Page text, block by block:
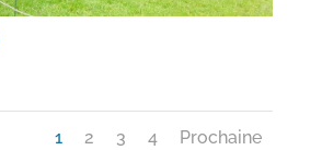
1 2 3 4 Prochaine